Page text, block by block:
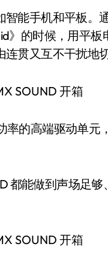
能手机和平板。
》的时候，用平
贯又互不干扰地切
率的高端驱动单
都能做到声场足